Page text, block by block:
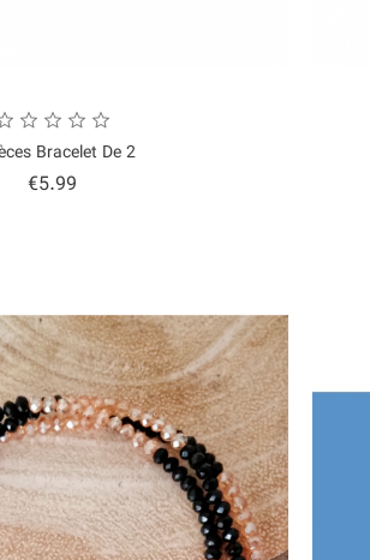
2 Pièces Bracelet De...
€5.99
Price